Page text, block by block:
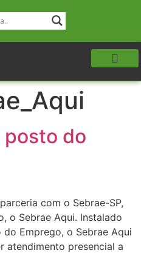
posto do
com o Sebrae-SP,
o Sebrae Aqui. Instalado
Emprego, o Sebrae Aqui
atendimento presencial a